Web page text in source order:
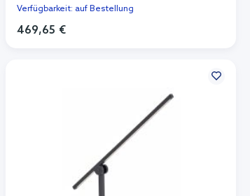
Verfügbarkeit: auf Bestellung
469,65 €